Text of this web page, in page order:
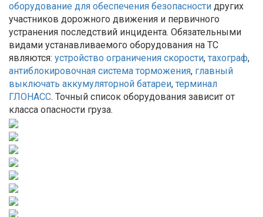
оборудование для обеспечения безопасности других
участников дорожного движения и первичного
устранения последствий инцидента. Обязательными
видами устанавливаемого оборудования на ТС
являются: устройство ограничения скорости, тахограф,
антиблокировочная система торможения, главный
выключать аккумуляторной батареи, терминал
ГЛОНАСС. Точный список оборудования зависит от
класса опасности груза.